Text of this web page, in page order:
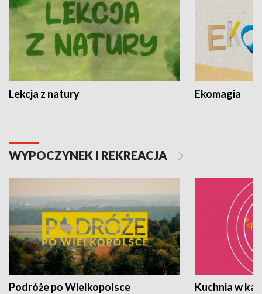
Lekcja z natury Ekomagia
WYPOCZYNEK I REKREACJA
Podróże po Wielkopolsce Kuchnia w